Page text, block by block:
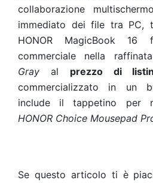
collaborazione
immediato dei file tra PC,
HONOR MagicBook
commerciale nella
Gray al prezzo di
commercializzato in un
include il tappetino per
HONOR Choice Mousepad
Se questo articolo ti è